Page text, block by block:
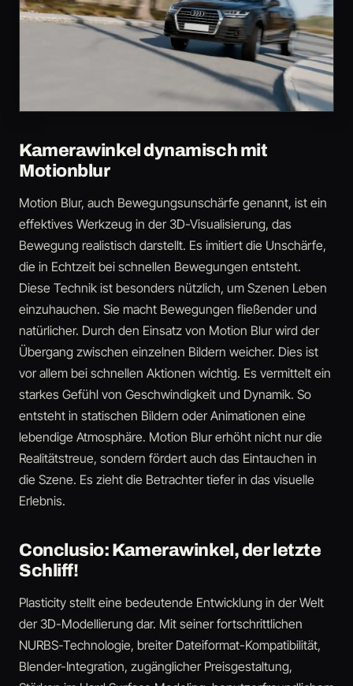
Kamerawinkel dynamisch mit
Motionblur
Motion Blur, auch Bewegungsunschärfe genannt, ist ein
effektives Werkzeug in der 3D-Visualisierung, das
Bewegung realistisch darstellt. Es imitiert die Unschärfe,
die in Echtzeit bei schnellen Bewegungen entsteht.
Diese Technik ist besonders nützlich, um Szenen Leben
einzuhauchen. Sie macht Bewegungen fließender und
natürlicher. Durch den Einsatz von Motion Blur wird der
Übergang zwischen einzelnen Bildern weicher. Dies ist
vor allem bei schnellen Aktionen wichtig. Es vermittelt ein
starkes Gefühl von Geschwindigkeit und Dynamik. So
entsteht in statischen Bildern oder Animationen eine
lebendige Atmosphäre. Motion Blur erhöht nicht nur die
Realitätstreue, sondern fördert auch das Eintauchen in
die Szene. Es zieht die Betrachter tiefer in das visuelle
Erlebnis.
Conclusio: Kamerawinkel, der letzte
Schliff!
Plasticity stellt eine bedeutende Entwicklung in der Welt
der 3D-Modellierung dar. Mit seiner fortschrittlichen
NURBS-Technologie, breiter Dateiformat-Kompatibilität,
Blender-Integration, zugänglicher Preisgestaltung,